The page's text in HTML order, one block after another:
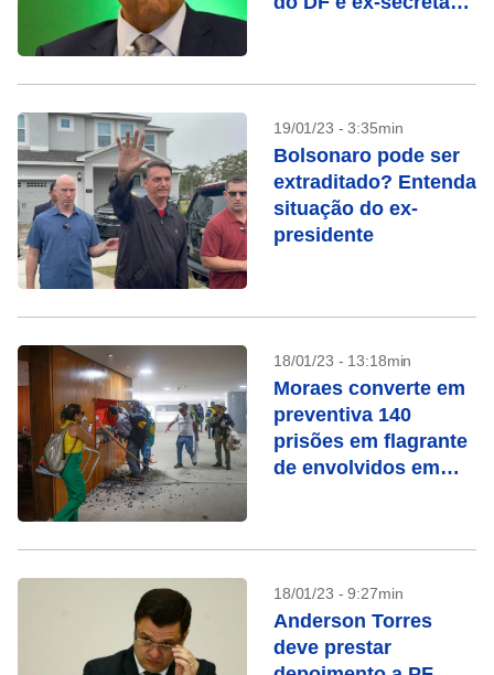
19/01/23 - 3:35min
Bolsonaro pode ser
extraditado? Entenda
situação do ex-
presidente
18/01/23 - 13:18min
Moraes converte em
preventiva 140
prisões em flagrante
de envolvidos em
18/01/23 - 9:27min
Anderson Torres
deve prestar